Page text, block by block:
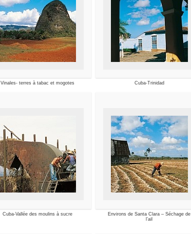
Vinales- terres à tabac et mogotes Cuba-Trinidad
Cuba-Vallée des moulins à sucre
Environs de Santa Clara – Séchage de
l’ail